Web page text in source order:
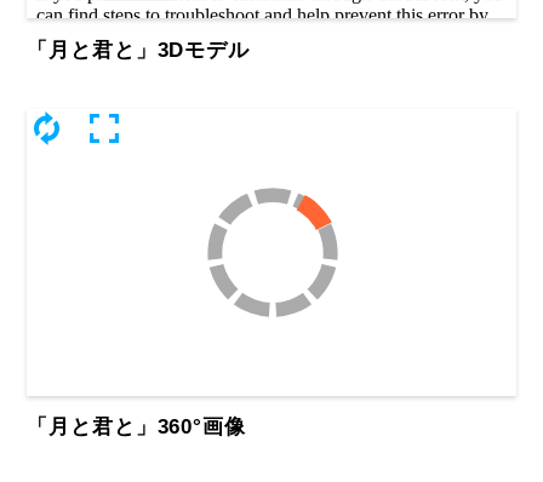
「月と君と」3Dモデル
「月と君と」360°画像